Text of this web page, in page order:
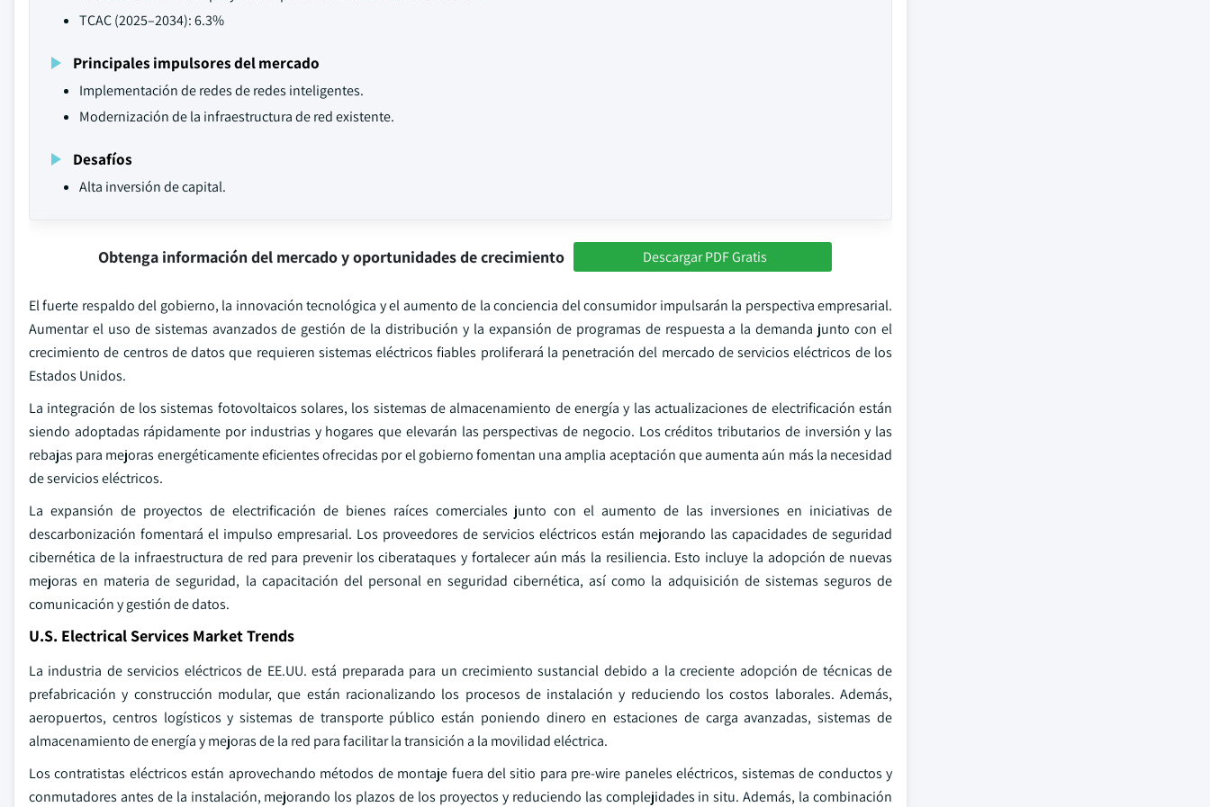
TCAC (2025–2034): 6.3%
Principales impulsores del mercado
Implementación de redes de redes inteligentes.
Modernización de la infraestructura de red existente.
Desafíos
Alta inversión de capital.
Obtenga información del mercado y oportunidades de crecimiento Descargar PDF Gratis
El fuerte respaldo del gobierno, la innovación tecnológica y el aumento de la conciencia del consumidor impulsarán la perspectiva empresarial.
Aumentar el uso de sistemas avanzados de gestión de la distribución y la expansión de programas de respuesta a la demanda junto con el
crecimiento de centros de datos que requieren sistemas eléctricos fiables proliferará la penetración del mercado de servicios eléctricos de los
Estados Unidos.
La integración de los sistemas fotovoltaicos solares, los sistemas de almacenamiento de energía y las actualizaciones de electrificación están
siendo adoptadas rápidamente por industrias y hogares que elevarán las perspectivas de negocio. Los créditos tributarios de inversión y las
rebajas para mejoras energéticamente eficientes ofrecidas por el gobierno fomentan una amplia aceptación que aumenta aún más la necesidad
de servicios eléctricos.
La expansión de proyectos de electrificación de bienes raíces comerciales junto con el aumento de las inversiones en iniciativas de
descarbonización fomentará el impulso empresarial. Los proveedores de servicios eléctricos están mejorando las capacidades de seguridad
cibernética de la infraestructura de red para prevenir los ciberataques y fortalecer aún más la resiliencia. Esto incluye la adopción de nuevas
mejoras en materia de seguridad, la capacitación del personal en seguridad cibernética, así como la adquisición de sistemas seguros de
comunicación y gestión de datos.
U.S. Electrical Services Market Trends
La industria de servicios eléctricos de EE.UU. está preparada para un crecimiento sustancial debido a la creciente adopción de técnicas de
prefabricación y construcción modular, que están racionalizando los procesos de instalación y reduciendo los costos laborales. Además,
aeropuertos, centros logísticos y sistemas de transporte público están poniendo dinero en estaciones de carga avanzadas, sistemas de
almacenamiento de energía y mejoras de la red para facilitar la transición a la movilidad eléctrica.
Los contratistas eléctricos están aprovechando métodos de montaje fuera del sitio para pre-wire paneles eléctricos, sistemas de conductos y
conmutadores antes de la instalación, mejorando los plazos de los proyectos y reduciendo las complejidades in situ. Además, la combinación